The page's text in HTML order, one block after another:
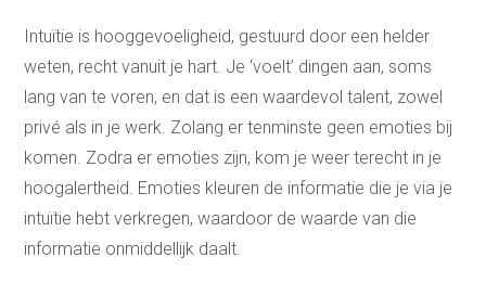
Intuïtie is hooggevoeligheid, gestuurd door een helder
weten, recht vanuit je hart. Je ‘voelt’ dingen aan, soms
lang van te voren, en dat is een waardevol talent, zowel
privé als in je werk. Zolang er tenminste geen emoties bij
komen. Zodra er emoties zijn, kom je weer terecht in je
hoogalertheid. Emoties kleuren de informatie die je via je
intuïtie hebt verkregen, waardoor de waarde van die
informatie onmiddellijk daalt.